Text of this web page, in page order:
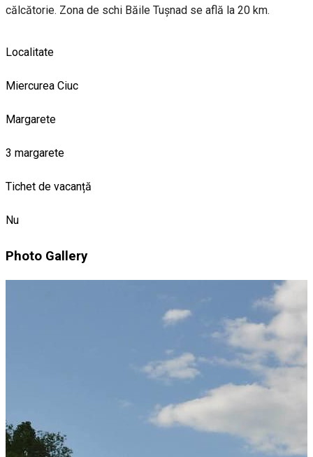
călcătorie. Zona de schi Băile Tuşnad se află la 20 km.
Localitate
Miercurea Ciuc
Margarete
3 margarete
Tichet de vacanță
Nu
Photo Gallery